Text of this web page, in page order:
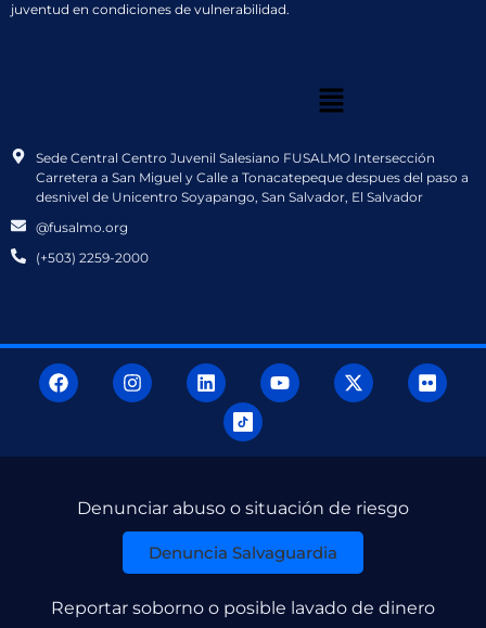
juventud en condiciones de vulnerabilidad.
Sede Central Centro Juvenil Salesiano FUSALMO Intersección
Carretera a San Miguel y Calle a Tonacatepeque despues del paso a
desnivel de Unicentro Soyapango, San Salvador, El Salvador
@fusalmo.org
(+503) 2259-2000
Denunciar abuso o situación de riesgo
Denuncia Salvaguardia
Reportar soborno o posible lavado de dinero